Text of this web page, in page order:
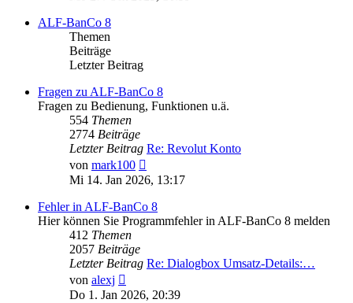
ALF-BanCo 8
Themen
Beiträge
Letzter Beitrag
Fragen zu ALF-BanCo 8
Fragen zu Bedienung, Funktionen u.ä.
554 Themen
2774 Beiträge
Letzter Beitrag Re: Revolut Konto
von mark100
Beitrag
Mi 14. Jan 2026, 13:17
Fehler in ALF-BanCo 8
Hier können Sie Programmfehler in ALF-BanCo 8 melden
412 Themen
2057 Beiträge
Letzter Beitrag Re: Dialogbox Umsatz-Details:…
von alexj
Beitrag
Do 1. Jan 2026, 20:39